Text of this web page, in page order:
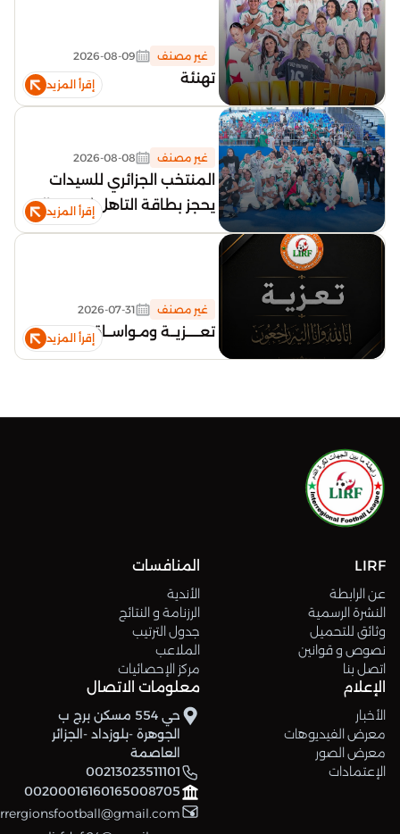
تهنئة
2026-08-09 غير مصنف
إقرأ المزيد
المنتخب الجزائري للسيدات
يحجز بطاقة التاهل لمونديال
البرازيل
2026-08-08 غير مصنف
إقرأ المزيد
تعـــــزيــة ومـواســاة
2026-07-31 غير مصنف
إقرأ المزيد
LIRF
عن الرابطة
النشرة الرسمية
وثائق للتحميل
نصوص و قوانين
اتصل بنا
المنافسات
الأندية
الرزنامة و النتائج
جدول الترتيب
الملاعب
مركز الإحصائيات
الإعلام
الأخبار
معرض الفيديوهات
معرض الصور
الإعتمادات
معلومات الاتصال
حي 554 مسكن برج ب
الجوهرة -بلوزداد -الجزائر
العاصمة
00213023511101
00200016160165008705